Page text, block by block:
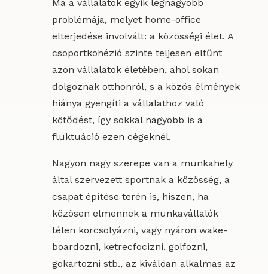
Ma a vállalatok egyik legnagyobb
problémája, melyet home-office
elterjedése involvált: a közösségi élet. A
csoportkohézió szinte teljesen eltűnt
azon vállalatok életében, ahol sokan
dolgoznak otthonról, s a közös élmények
hiánya gyengíti a vállalathoz való
kötődést, így sokkal nagyobb is a
fluktuáció ezen cégeknél.
Nagyon nagy szerepe van a munkahely
által szervezett sportnak a közösség, a
csapat építése terén is, hiszen, ha
közösen elmennek a munkavállalók
télen korcsolyázni, vagy nyáron wake-
boardozni, ketrecfocizni, golfozni,
gokartozni stb., az kiválóan alkalmas az